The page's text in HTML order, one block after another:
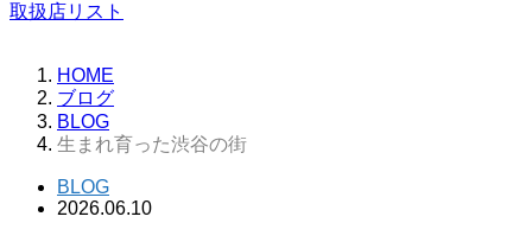
取扱店リスト
HOME
ブログ
BLOG
生まれ育った渋谷の街
BLOG
2026.06.10